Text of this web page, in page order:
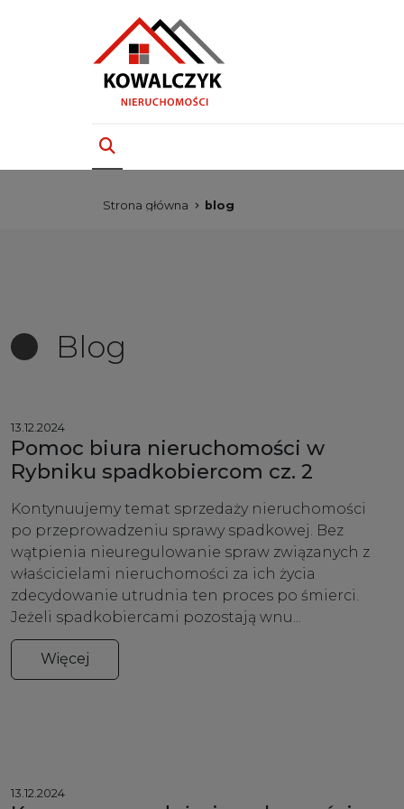
Strona główna blog
Blog
13.12.2024
Pomoc biura nieruchomości w
Rybniku spadkobiercom cz. 2
Kontynuujemy temat sprzedaży nieruchomości
po przeprowadzeniu sprawy spadkowej. Bez
wątpienia nieuregulowanie spraw związanych z
właścicielami nieruchomości za ich życia
zdecydowanie utrudnia ten proces po śmierci.
Jeżeli spadkobiercami pozostają wnu...
Więcej
13.12.2024